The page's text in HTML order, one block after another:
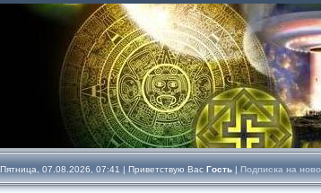
Пятница, 07.08.2026, 07:41 | Приветствую Вас Гость | Подписка на